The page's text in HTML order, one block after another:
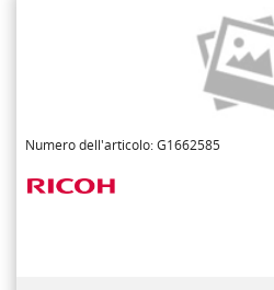
Numero dell'articolo: G1662585